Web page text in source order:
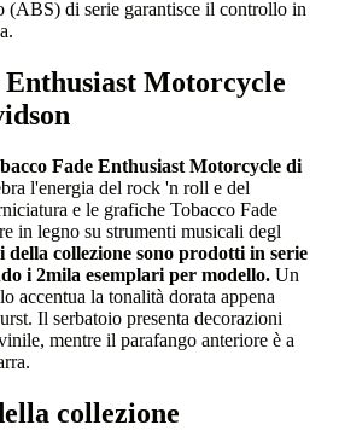
(ABS) di serie garantisce il controllo in
Enthusiast Motorcycle
Fade Enthusiast Motorcycle di
l'energia del rock 'n roll e del
e le grafiche Tobacco Fade
in legno su strumenti musicali degl
della collezione sono prodotti in serie
i 2mila esemplari per modello. Un
accentua la tonalità dorata appena
Il serbatoio presenta decorazioni
mentre il parafango anteriore è a
collezione